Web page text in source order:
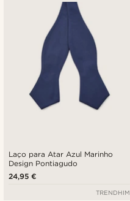
Laço para Atar Azul Marinho
Design Pontiagudo
24,95 €
TRENDHIM